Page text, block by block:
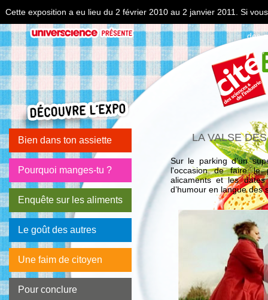
Cette exposition a eu lieu du 2 février 2010 au 2 janvier 2011. Si
des
Bien dans ton assiette
Pourquoi manges-tu ?
Enquête sur les aliments
Le goût des autres
Une faim de citoyen
Pour conclure
LA VALSE
Sur le parking d’un
l'occasion de faire le
alicaments et les
d’humour en langue des